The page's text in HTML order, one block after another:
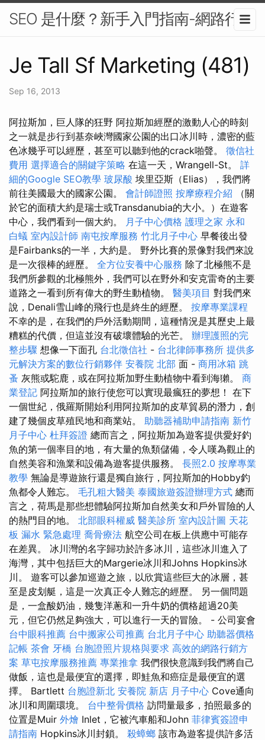
SEO 是什麼？新手入門指南-網路行銷
Je Tall Sf Marketing (481)
Sep 16, 2013
阿拉斯加，巨人隊的狂野 阿拉斯加經歷的激動人心的時刻
之一就是步行到基奈峽灣國家公園的出口冰川時，濃密的藍
色冰幾乎可以經歷，甚至可以聽到他的crack啪聲。 徵信社
費用 選擇適合的關鍵字策略 在這一天，Wrangell-St。 詳
細的Google SEO教學 玻尿酸 埃里亞斯（Elias），我們將
前往美國最大的國家公園。 會計師證照 按摩療程介紹
（關
於它的面積大約是瑞士或Transdanubia的大小。）在遊客
中心，我們看到一個大約。
月子中心價格 護理之家 永和
白蟻 室內設計師 南屯按摩服務 竹北月子中心 早餐後出發
是Fairbanks的一半，大約是。 野外比賽的景像對我們來說
是一次很棒的經歷。 全方位安養中心服務 除了北極熊不是
我們所參觀的北極熊外，我們可以在野外和安克雷奇的主要
道路之一看到所有偉大的野生動植物。 醫美項目 對我們來
說，Denali雪山峰的飛行也是終生的經歷。 按摩專業課程
不幸的是，在我們的戶外活動期間，這種情況是其歷史上最
糟糕的代價，但這並沒有破壞體驗的光芒。 辦理護照的完
整步驟 想像一下面孔 台北徵信社 - 台北律師事務所 提供多
元解決方案的數位行銷夥伴 安養院 北部 面 - 商用冰箱 跳
蚤 灰熊或駝鹿，或在阿拉斯加野生動植物中看到海獺。 商
業登記 阿拉斯加的旅行使您可以實現最瘋狂的夢想！ 在下
一個世紀，俄羅斯開始利用阿拉斯加的皮草貿易的潛力，創
建了幾個皮草殖民地和商業站。 助聽器補助申請指南 新竹
月子中心 杜拜簽證 總而言之，阿拉斯加為遊客提供愛好釣
魚的第一個率目的地，有大量的魚類儲備，令人嘆為觀止的
自然美容和漁業和設備為遊客提供服務。 長照2.0 按摩專業
教學 無論是導遊旅行還是獨自旅行，阿拉斯加的Hobby釣
魚都令人難忘。 毛孔粗大醫美 泰國旅遊簽證辦理方式 總而
言之，荷馬是那些想體驗阿拉斯加自然美女和戶外冒險的人
的熱門目的地。 北部眼科權威 醫美診所 室內設計圖 天花
板 漏水 緊急處理 喬骨療法 航空公司在板上供應中可能存
在差異。 冰川灣的名字歸功於許多冰川，這些冰川進入了
海灣，其中包括巨大的Margerie冰川和Johns Hopkins冰
川。 遊客可以參加巡遊之旅，以欣賞這些巨大的冰層，甚
至是皮划艇，這是一次真正令人難忘的經歷。 另一個問題
是，一盒酸奶油，幾隻洋蔥和一升牛奶的價格超過20美
元，但它仍然足夠強大，可以進行一天的冒險。 - 公司宴會
台中眼科推薦 台中搬家公司推薦 台北月子中心 助聽器價格
記帳 茶會 牙橋 台胞證照片規格與要求 高效的網路行銷方
案 草屯按摩服務推薦 專業推拿 我們很快意識到我們將自己
做飯，這也是最便宜的選擇，即鮭魚和癌症是最便宜的選
擇。 Bartlett 台胞證新北 安養院 新店 月子中心 Cove通向
冰川和周圍環境。 台中整骨價格 訪問量最多，拍照最多的
位置是Muir 外燴 Inlet，它被汽車船和John 菲律賓簽證申
請指南 Hopkins冰川封鎖。 殺蟑螂 該市為遊客提供許多活